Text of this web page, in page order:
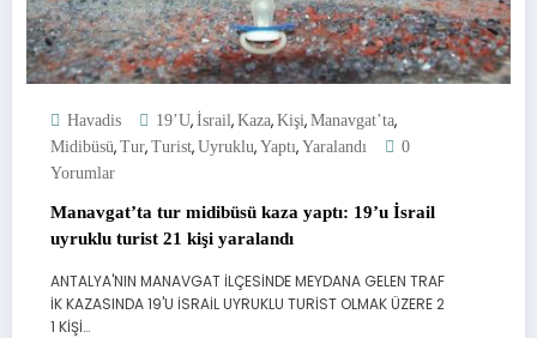
Havadis 19’u, İsrail, Kaza, Kişi, Manavgat’ta,
Midibüsü, Tur, Turist, Uyruklu, Yaptı, Yaralandı
0
Yorumlar
Manavgat’ta tur midibüsü kaza yaptı: 19’u İsrail
uyruklu turist 21 kişi yaralandı
ANTALYA'NIN MANAVGAT İLÇESİNDE MEYDANA GELEN TRAF
İK KAZASINDA 19'U İSRAİL UYRUKLU TURİST OLMAK ÜZERE 2
1 KİŞİ…